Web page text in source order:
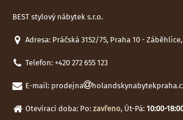
BEST stylový nábytek s.r.o.
Adresa: Práčská 3152/75, Praha 10 - Záběhlice,
Telefon: +420 272 655 123
E-mail: prodejna
Otevírací doba: Po: zavřeno, Út-Pá: 10:00-